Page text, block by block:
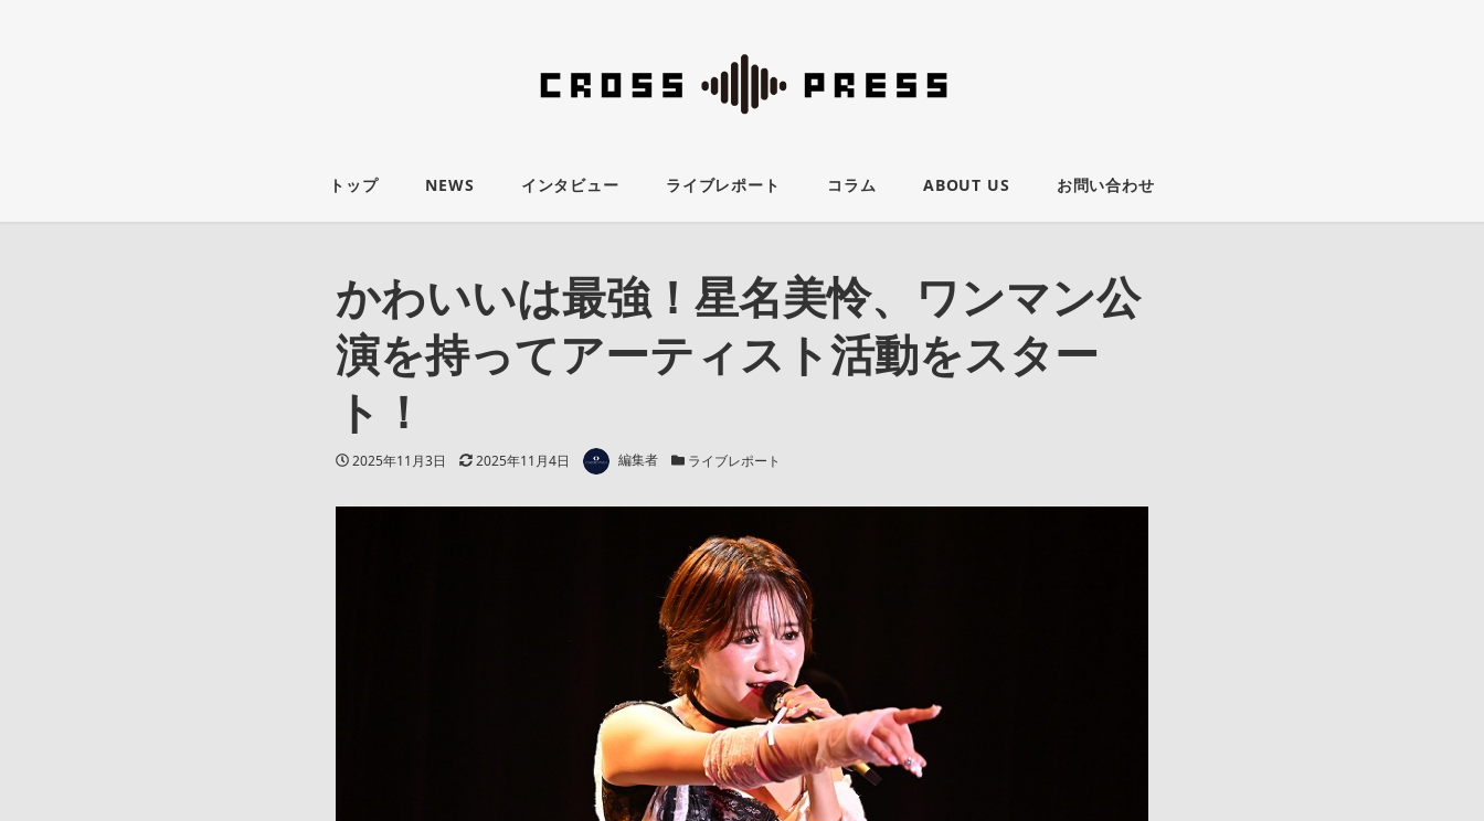
トップ NEWS インタビュー ライブレポート コラム ABOUT US お問い合わせ
かわいいは最強！星名美怜、ワンマン公
演を持ってアーティスト活動をスター
ト！
投稿日
2025年11月3日 更新日
2025年11月4日 著者 編集者 カテゴリー
ライブレポート